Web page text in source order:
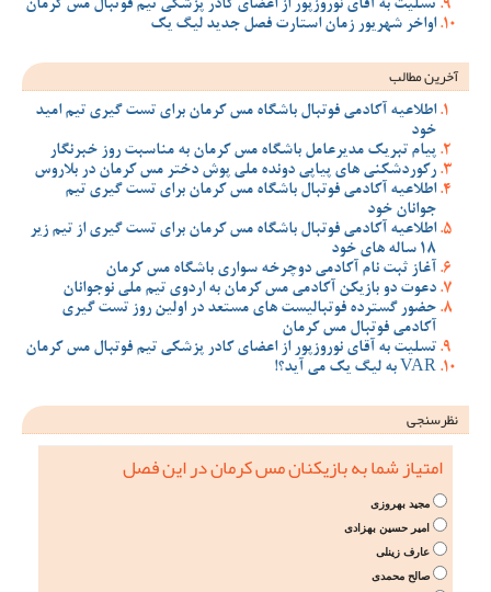
تسلیت به آقای نوروزپور از اعضای کادر پزشکی تیم فوتبال مس کرمان
اواخر شهریور زمان استارت فصل جدید لیگ یک
آخرین مطالب
اطلاعیه آکادمی فوتبال باشگاه مس کرمان برای تست گیری تیم امید
خود
پیام تبریک مدیرعامل باشگاه مس کرمان به مناسبت روز خبرنگار
رکوردشکنی های پیاپی دونده ملی پوش دختر مس کرمان در بلاروس
اطلاعیه آکادمی فوتبال باشگاه مس کرمان برای تست گیری تیم
جوانان خود
اطلاعیه آکادمی فوتبال باشگاه مس کرمان برای تست گیری از تیم زیر
18 ساله های خود
آغاز ثبت نام آکادمی دوچرخه سواری باشگاه مس کرمان
دعوت دو بازیکن آکادمی مس کرمان به اردوی تیم ملی نوجوانان
حضور گسترده فوتبالیست های مستعد در اولین روز تست گیری
آکادمی فوتبال مس کرمان
تسلیت به آقای نوروزپور از اعضای کادر پزشکی تیم فوتبال مس کرمان
VAR به لیگ یک می آید؟!
نظرسنجی
امتیاز شما به بازیکنان مس کرمان در این فصل
مجید بهروزی
امیر حسین بهزادی
عارف زینلی
صالح محمدی